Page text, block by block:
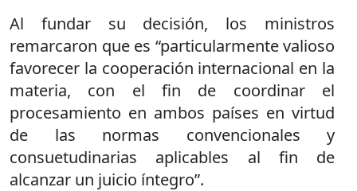
Al fundar su decisión, los ministros
remarcaron que es “particularmente valioso
favorecer la cooperación internacional en la
materia, con el fin de coordinar el
procesamiento en ambos países en virtud
de las normas convencionales y
consuetudinarias aplicables al fin de
alcanzar un juicio íntegro”.